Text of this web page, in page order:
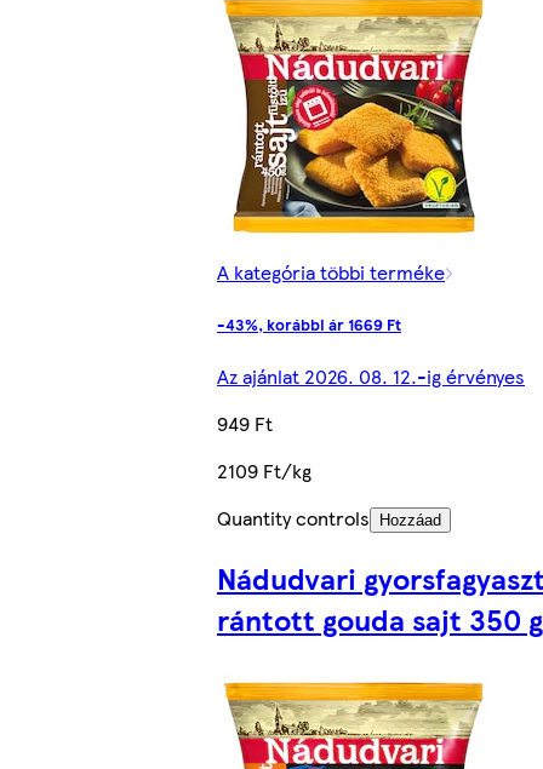
A kategória többi terméke
-43%, korábbi ár 1669 Ft
Az ajánlat 2026. 08. 12.-ig érvényes
949 Ft
2109 Ft/kg
Quantity controls
Hozzáad
Nádudvari
rántott gouda sajt 350 g